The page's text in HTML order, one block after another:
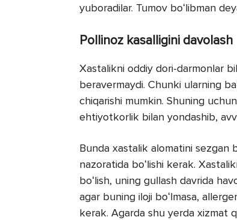
yuboradilar. Tumov boʻlibman
Pollinoz kasalligini davolash
Xastalikni oddiy dori-darmonlar
beravermaydi. Chunki ularning
chiqarishi mumkin. Shuning
ehtiyotkorlik bilan yondashib,
Bunda xastalik alomatini sezgan
nazoratida boʻlishi kerak.
boʻlish, uning gullash davrida
agar buning iloji boʻlmasa,
kerak. Agarda shu yerda xizmat